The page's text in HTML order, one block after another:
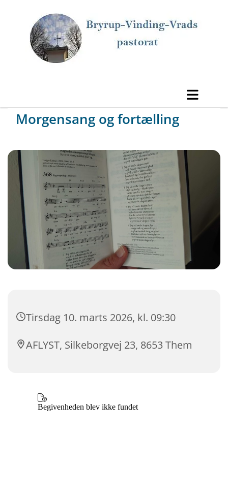
Morgensang og fortælling
Tirsdag 10. marts 2026, kl. 09:30
AFLYST, Silkeborgvej 23, 8653 Them